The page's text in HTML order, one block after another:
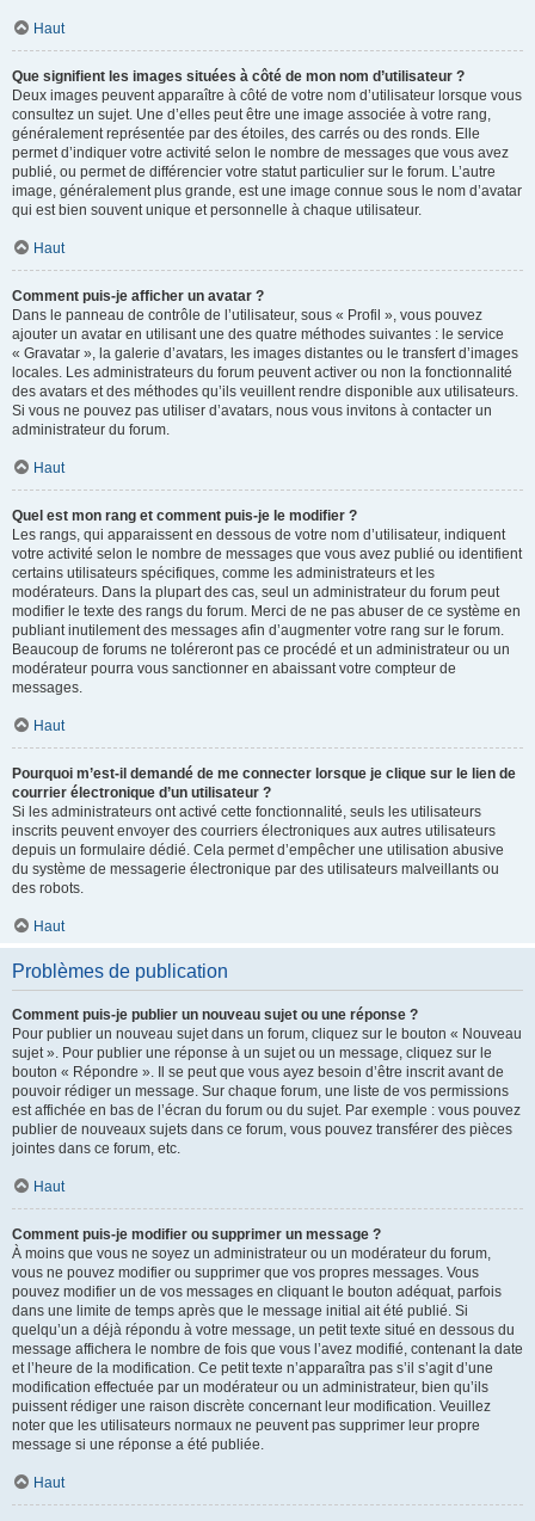
Haut
Que signifient les images situées à côté de mon nom d’utilisateur ?
Deux images peuvent apparaître à côté de votre nom d’utilisateur lorsque vous
consultez un sujet. Une d’elles peut être une image associée à votre rang,
généralement représentée par des étoiles, des carrés ou des ronds. Elle
permet d’indiquer votre activité selon le nombre de messages que vous avez
publié, ou permet de différencier votre statut particulier sur le forum. L’autre
image, généralement plus grande, est une image connue sous le nom d’avatar
qui est bien souvent unique et personnelle à chaque utilisateur.
Haut
Comment puis-je afficher un avatar ?
Dans le panneau de contrôle de l’utilisateur, sous « Profil », vous pouvez
ajouter un avatar en utilisant une des quatre méthodes suivantes : le service
« Gravatar », la galerie d’avatars, les images distantes ou le transfert d’images
locales. Les administrateurs du forum peuvent activer ou non la fonctionnalité
des avatars et des méthodes qu’ils veuillent rendre disponible aux utilisateurs.
Si vous ne pouvez pas utiliser d’avatars, nous vous invitons à contacter un
administrateur du forum.
Haut
Quel est mon rang et comment puis-je le modifier ?
Les rangs, qui apparaissent en dessous de votre nom d’utilisateur, indiquent
votre activité selon le nombre de messages que vous avez publié ou identifient
certains utilisateurs spécifiques, comme les administrateurs et les
modérateurs. Dans la plupart des cas, seul un administrateur du forum peut
modifier le texte des rangs du forum. Merci de ne pas abuser de ce système en
publiant inutilement des messages afin d’augmenter votre rang sur le forum.
Beaucoup de forums ne toléreront pas ce procédé et un administrateur ou un
modérateur pourra vous sanctionner en abaissant votre compteur de
messages.
Haut
Pourquoi m’est-il demandé de me connecter lorsque je clique sur le lien de
courrier électronique d’un utilisateur ?
Si les administrateurs ont activé cette fonctionnalité, seuls les utilisateurs
inscrits peuvent envoyer des courriers électroniques aux autres utilisateurs
depuis un formulaire dédié. Cela permet d’empêcher une utilisation abusive
du système de messagerie électronique par des utilisateurs malveillants ou
des robots.
Haut
Problèmes de publication
Comment puis-je publier un nouveau sujet ou une réponse ?
Pour publier un nouveau sujet dans un forum, cliquez sur le bouton « Nouveau
sujet ». Pour publier une réponse à un sujet ou un message, cliquez sur le
bouton « Répondre ». Il se peut que vous ayez besoin d’être inscrit avant de
pouvoir rédiger un message. Sur chaque forum, une liste de vos permissions
est affichée en bas de l’écran du forum ou du sujet. Par exemple : vous pouvez
publier de nouveaux sujets dans ce forum, vous pouvez transférer des pièces
jointes dans ce forum, etc.
Haut
Comment puis-je modifier ou supprimer un message ?
À moins que vous ne soyez un administrateur ou un modérateur du forum,
vous ne pouvez modifier ou supprimer que vos propres messages. Vous
pouvez modifier un de vos messages en cliquant le bouton adéquat, parfois
dans une limite de temps après que le message initial ait été publié. Si
quelqu’un a déjà répondu à votre message, un petit texte situé en dessous du
message affichera le nombre de fois que vous l’avez modifié, contenant la date
et l’heure de la modification. Ce petit texte n’apparaîtra pas s’il s’agit d’une
modification effectuée par un modérateur ou un administrateur, bien qu’ils
puissent rédiger une raison discrète concernant leur modification. Veuillez
noter que les utilisateurs normaux ne peuvent pas supprimer leur propre
message si une réponse a été publiée.
Haut